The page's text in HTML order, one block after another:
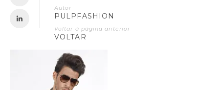
Autor
PULPFASHION
Voltar à página anterior
VOLTAR